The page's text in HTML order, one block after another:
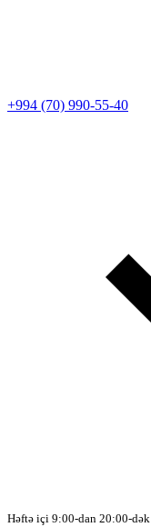
+994 (70) 990-55-40
Həftə içi 9:00-dan 20:00-dək